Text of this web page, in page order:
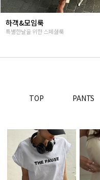
Summer vibes
난닝구의 뉴시즌 감성룩
TOP PANTS